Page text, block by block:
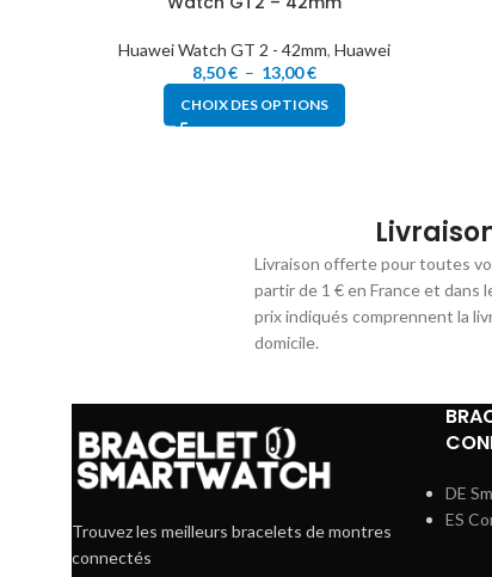
Huawei Watch GT 2 - 42mm, Huawei
8,50€ – 13,00€
CHOIX DES OPTIONS
Livraison offerte pour toutes
partir de 1 € en France et dans
prix indiqués comprennent la
domicile.
Trouvez les meilleurs bracelets de montres
connectés
DE
ES